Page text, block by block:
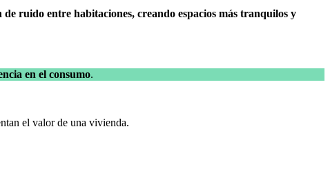
ruido entre habitaciones, creando espacios más tranquilos y
en el consumo.
el valor de una vivienda.